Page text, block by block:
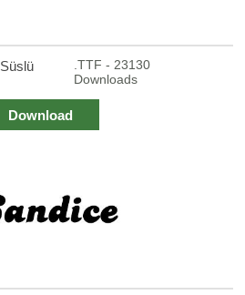
Süslü
.TTF - 23130
Downloads
Download